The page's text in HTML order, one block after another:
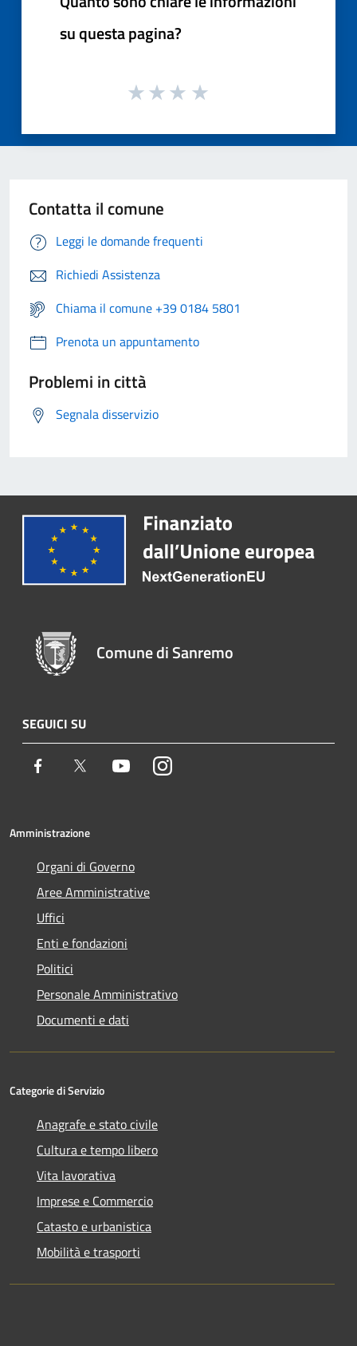
su questa pagina?
Contatta il comune
Leggi le domande frequenti
Richiedi Assistenza
Chiama il comune +39 0184 5801
Prenota un appuntamento
Problemi in città
Segnala disservizio
Comune di Sanremo
SEGUICI SU
Facebook Twitter YoutubeInstagram
Amministrazione
Organi di Governo
Aree Amministrative
Uffici
Enti e fondazioni
Politici
Personale Amministrativo
Documenti e dati
Categorie di Servizio
Anagrafe e stato civile
Cultura e tempo libero
Vita lavorativa
Imprese e Commercio
Catasto e urbanistica
Mobilità e trasporti